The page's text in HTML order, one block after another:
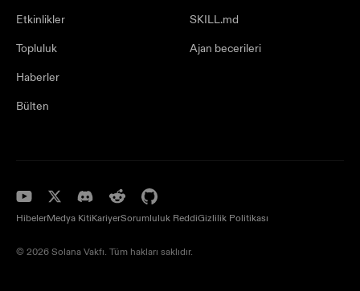
Etkinlikler
Topluluk
Haberler
Bülten
SKILL.md
Ajan becerileri
HibelerMedya KitiKariyerSorumluluk ReddiGizlilik Politikası
© 2026 Solana Vakfı. Tüm hakları saklıdır.